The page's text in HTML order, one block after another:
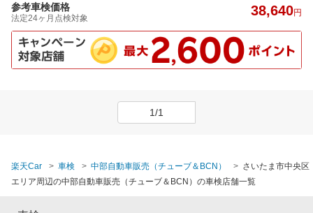
参考車検価格
法定24ヶ月点検対象 38,640円
1/1
楽天Car 車検 中部自動車販売（チューブ＆BCN）
さいたま市中央区
エリア周辺の中部自動車販売（チューブ＆BCN）の車検店舗一覧